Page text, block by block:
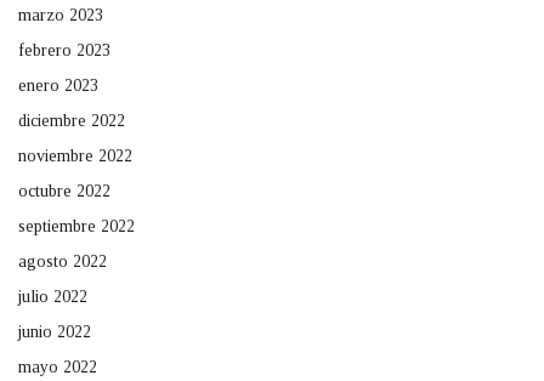
marzo 2023
febrero 2023
enero 2023
diciembre 2022
noviembre 2022
octubre 2022
septiembre 2022
agosto 2022
julio 2022
junio 2022
mayo 2022